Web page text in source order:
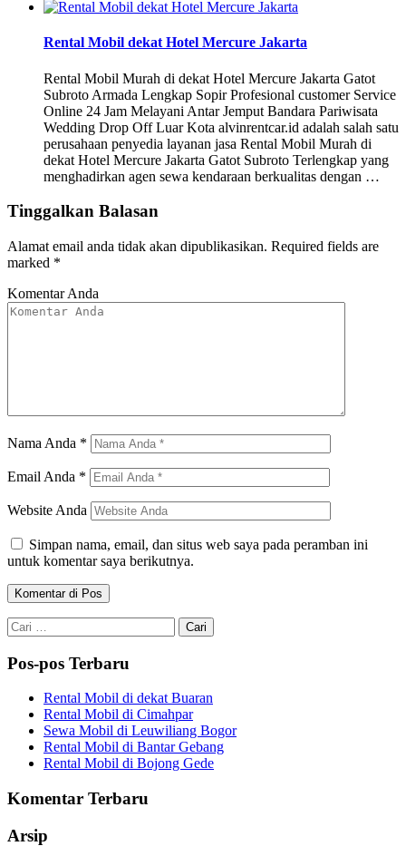
Rental Mobil dekat Hotel Mercure Jakarta
Rental Mobil Murah di dekat Hotel Mercure Jakarta Gatot
Subroto Armada Lengkap Sopir Profesional customer Service
Online 24 Jam Melayani Antar Jemput Bandara Pariwisata
Wedding Drop Off Luar Kota alvinrentcar.id adalah salah satu
perusahaan penyedia layanan jasa Rental Mobil Murah di
dekat Hotel Mercure Jakarta Gatot Subroto Terlengkap yang
menghadirkan agen sewa kendaraan berkualitas dengan …
Tinggalkan Balasan
Alamat email anda tidak akan dipublikasikan. Required fields are
marked *
Komentar Anda
Nama Anda *
Email Anda *
Website Anda
Simpan nama, email, dan situs web saya pada peramban ini
untuk komentar saya berikutnya.
Cari
untuk:
Pos-pos Terbaru
Rental Mobil di dekat Buaran
Rental Mobil di Cimahpar
Sewa Mobil di Leuwiliang Bogor
Rental Mobil di Bantar Gebang
Rental Mobil di Bojong Gede
Komentar Terbaru
Arsip